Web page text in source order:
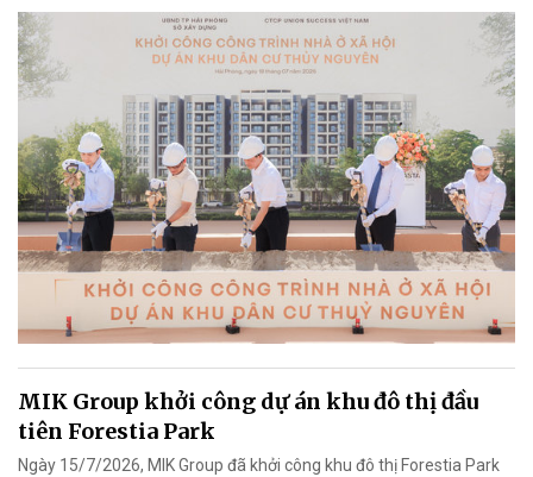
MIK Group khởi công dự án khu đô thị đầu
tiên Forestia Park
Ngày 15/7/2026, MIK Group đã khởi công khu đô thị Forestia Park